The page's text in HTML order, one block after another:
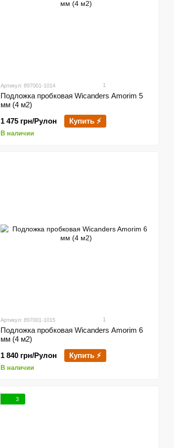
Артикул: 897001-1014 1
Подложка пробковая Wicanders Amorim 5
мм (4 м2)
1 475 грн/Рулон
Купить ⚡
В наличии
Артикул: 897001-1015 1
Подложка пробковая Wicanders Amorim 6
мм (4 м2)
1 840 грн/Рулон
Купить ⚡
В наличии
3